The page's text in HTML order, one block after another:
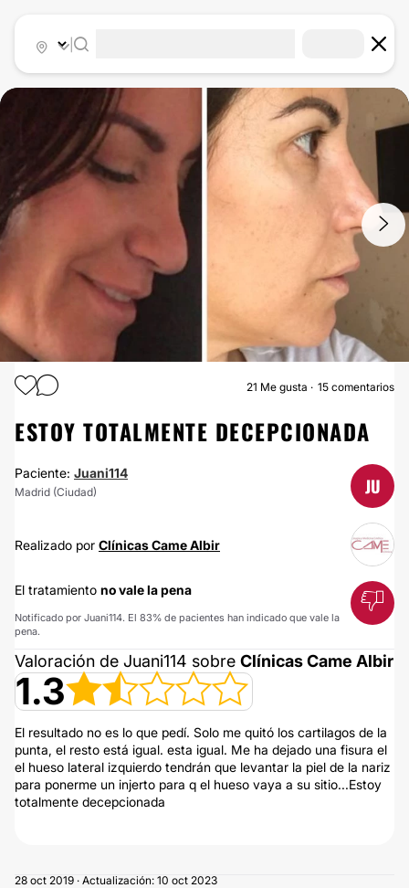
RINOPLASTIA
21 Me gusta 15 comentarios
ESTOY TOTALMENTE DECEPCIONADA
Paciente: Juani114
Madrid (Ciudad) JU
Realizado por Clínicas Came Albir
El tratamiento no vale la pena
Notificado por Juani114. El 83% de pacientes han indicado que vale la
pena.
Valoración de Juani114 sobre Clínicas Came Albir
1.3
El resultado no es lo que pedí. Solo me quitó los cartilagos de la
punta, el resto está igual. esta igual. Me ha dejado una fisura el
el hueso lateral izquierdo tendrán que levantar la piel de la nariz
para ponerme un injerto para q el hueso vaya a su sitio...Estoy
totalmente decepcionada
28 oct 2019 · Actualización: 10 oct 2023